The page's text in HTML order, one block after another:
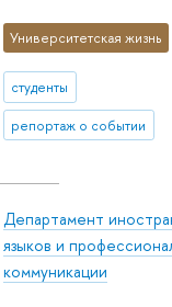
Университетская жизнь
студенты
репортаж о событии
Департамент
языков и
коммуникации